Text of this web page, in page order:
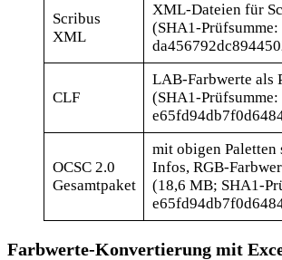
Scribus
XML
XML-Dateien für
(SHA1-Prüfsumme:
CLF
LAB-Farbwerte als
(SHA1-Prüfsumme:
OCSC 2.0
Gesamtpaket
mit obigen Paletten
Infos, RGB-
(18,6 MB; SHA1-
Farbwerte-Konvertierung mit